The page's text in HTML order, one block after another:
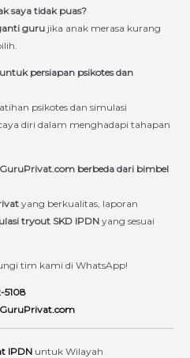
saya tidak puas?
guru jika anak merasa kurang
persiapan psikotes dan
psikotes dan simulasi
diri dalam menghadapi tahapan
berbeda dari bimbel
yang berkualitas, laporan
tryout SKD IPDN yang sesuai
tim kami di WhatsApp!
5108
IPDN untuk Wilayah